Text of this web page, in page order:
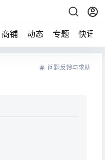
商铺 动态 专题 快讯
问题反馈与求助